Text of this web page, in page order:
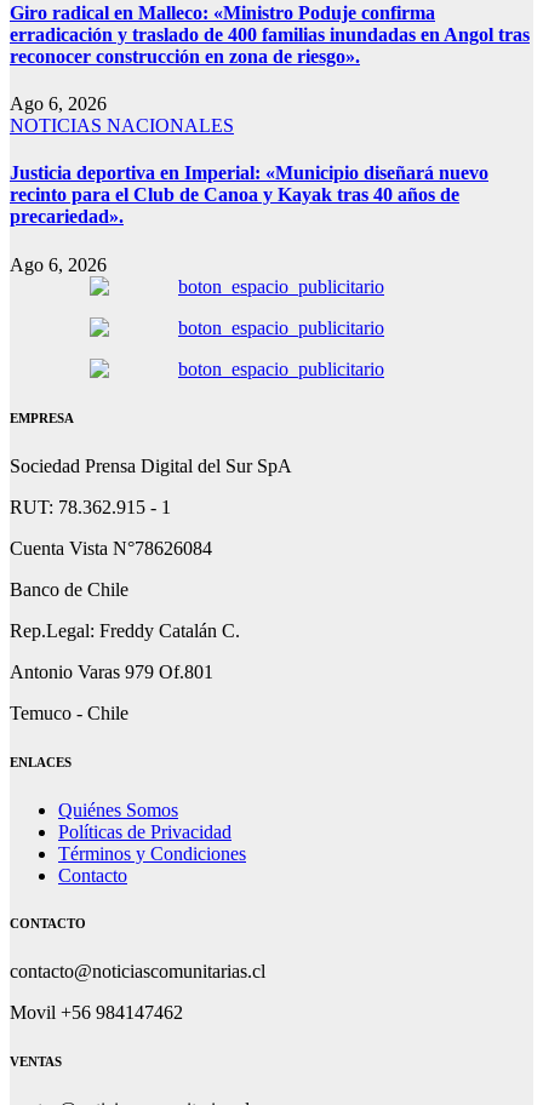
Giro radical en Malleco: «Ministro Poduje confirma
erradicación y traslado de 400 familias inundadas en Angol tras
reconocer construcción en zona de riesgo».
Ago 6, 2026
NOTICIAS NACIONALES
Justicia deportiva en Imperial: «Municipio diseñará nuevo
recinto para el Club de Canoa y Kayak tras 40 años de
precariedad».
Ago 6, 2026
EMPRESA
Sociedad Prensa Digital del Sur SpA
RUT: 78.362.915 - 1
Cuenta Vista N°78626084
Banco de Chile
Rep.Legal: Freddy Catalán C.
Antonio Varas 979 Of.801
Temuco - Chile
ENLACES
Quiénes Somos
Políticas de Privacidad
Términos y Condiciones
Contacto
CONTACTO
contacto@noticiascomunitarias.cl
Movil +56 984147462
VENTAS